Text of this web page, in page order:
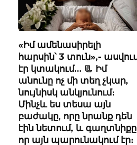
«Իմ ամենասիրելի
հարսին՝ 3 տուն»,-
էր կտակում… 📃 Իմ
անունը ոչ մի տեղ չկար,
նույնիսկ անկյունում։
Մինչև ես տեսա այն
բաժակը, որը նրանք դեն
էին նետում, և
որ այն պարունակում էր։